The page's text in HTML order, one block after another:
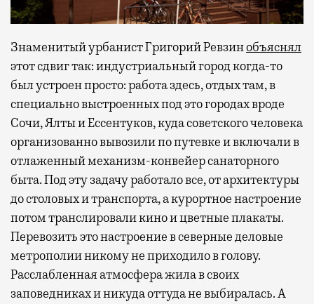
Знаменитый урбанист Григорий Ревзинобъяснял
этот сдвиг так: индустриальный город когда-то
был устроен просто: работа здесь, отдых там, в
специально выстроенных под это городах вроде
Сочи, Ялты и Ессентуков, куда советского человека
организованно вывозили по путевке и включали в
отлаженный механизм-конвейер санаторного
быта. Под эту задачу работало все, от архитектуры
до столовых и транспорта, а курортное настроение
потом транслировали кино и цветные плакаты.
Перевозить это настроение в северные деловые
метрополии никому не приходило в голову.
Расслабленная атмосфера жила в своих
заповедниках и никуда оттуда не выбиралась. А